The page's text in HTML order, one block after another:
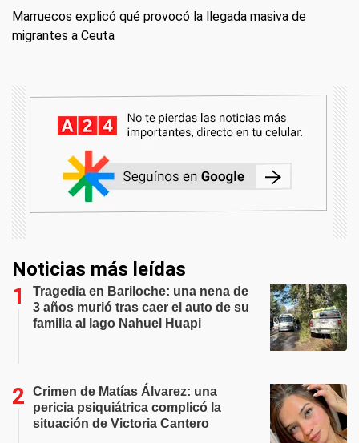
Marruecos explicó qué provocó la llegada masiva de
migrantes a Ceuta
Noticias más leídas
Tragedia en Bariloche: una nena de
3 años murió tras caer el auto de su
familia al lago Nahuel Huapi
Crimen de Matías Álvarez: una
pericia psiquiátrica complicó la
situación de Victoria Cantero